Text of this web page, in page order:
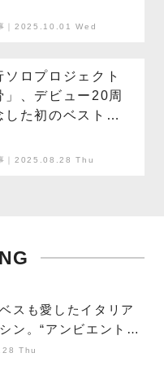
｜2025.10.01 Wed
ソロプロジェクト
」、デビュー20周
した初のベストア
｜2025.08.28 Thu
スも愛したイタリア
ン。“アンビエントの
原点と、「動き」に
Thu